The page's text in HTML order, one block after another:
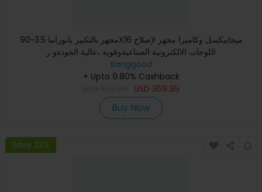
مجهر بالتكبير بانوراما 3.5~90X16 ميجابيكسل وكاميرا مجهر لإصلاح
اللوحات الالكترونية الصناعيةوقوية ،عالية الجودةو ر
Banggood
+ Upto 9.80% Cashback
USD 369.99
Buy Now
Save 23%